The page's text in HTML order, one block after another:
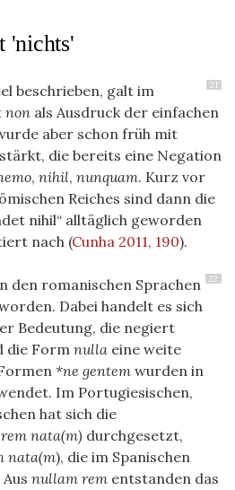
'nichts'
21
beschrieben, galt im
non als Ausdruck der einfachen
aber schon früh mit
die bereits eine Negation
, nihil, nunquam. Kurz vor
Reiches sind dann die
nihil“ alltäglich geworden
nach (Cunha 2011, 190).
22
den romanischen Sprachen
Dabei handelt es sich
Bedeutung, die negiert
die Form nulla eine weite
*ne gentem wurden in
Im Portugiesischen,
hat sich die
rem nata(m) durchgesetzt,
nata(m), die im Spanischen
nullam rem entstanden das